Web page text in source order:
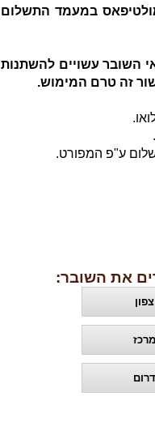
במעמד התשלום
השובר עשויים להשתנות
זה טרם המימוש.
ע"פ המפורט.
את השובר:
צפון